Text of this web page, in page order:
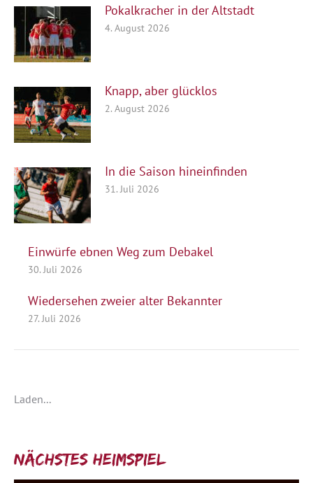
Pokalkracher in der Altstadt
4. August 2026
Knapp, aber glücklos
2. August 2026
In die Saison hineinfinden
31. Juli 2026
Einwürfe ebnen Weg zum Debakel
30. Juli 2026
Wiedersehen zweier alter Bekannter
27. Juli 2026
Laden...
Nächstes Heimspiel